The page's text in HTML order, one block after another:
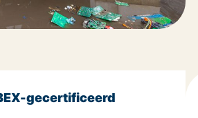
gecertificeerd